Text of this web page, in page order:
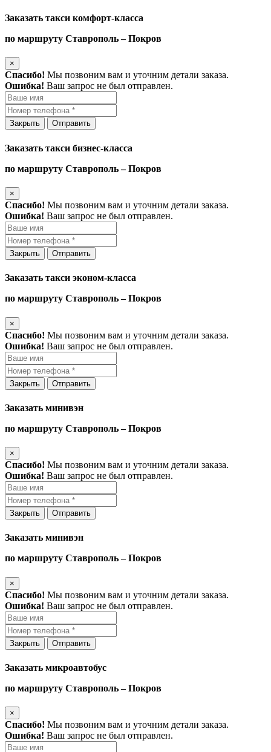
Заказать такси комфорт-класса
по маршруту Ставрополь – Покров
×
Спасибо! Мы позвоним вам и уточним детали заказа.
Ошибка! Ваш запрос не был отправлен.
Закрыть Отправить
Заказать такси бизнес-класса
по маршруту Ставрополь – Покров
×
Спасибо! Мы позвоним вам и уточним детали заказа.
Ошибка! Ваш запрос не был отправлен.
Закрыть Отправить
Заказать такси эконом-класса
по маршруту Ставрополь – Покров
×
Спасибо! Мы позвоним вам и уточним детали заказа.
Ошибка! Ваш запрос не был отправлен.
Закрыть Отправить
Заказать минивэн
по маршруту Ставрополь – Покров
×
Спасибо! Мы позвоним вам и уточним детали заказа.
Ошибка! Ваш запрос не был отправлен.
Закрыть Отправить
Заказать минивэн
по маршруту Ставрополь – Покров
×
Спасибо! Мы позвоним вам и уточним детали заказа.
Ошибка! Ваш запрос не был отправлен.
Закрыть Отправить
Заказать микроавтобус
по маршруту Ставрополь – Покров
×
Спасибо! Мы позвоним вам и уточним детали заказа.
Ошибка! Ваш запрос не был отправлен.